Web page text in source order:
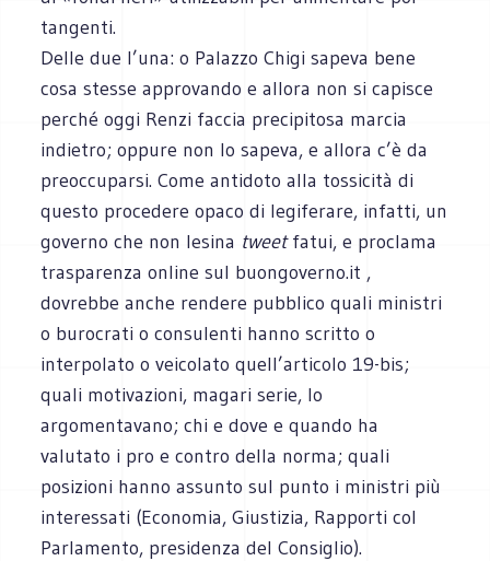
tangenti.
Delle due l’una: o Palazzo Chigi sapeva bene
cosa stesse approvando e allora non si capisce
perché oggi Renzi faccia precipitosa marcia
indietro; oppure non lo sapeva, e allora c’è da
preoccuparsi. Come antidoto alla tossicità di
questo procedere opaco di legiferare, infatti, un
governo che non lesina tweetfatui, e proclama
trasparenza online sul buongoverno.it ,
dovrebbe anche rendere pubblico quali ministri
o burocrati o consulenti hanno scritto o
interpolato o veicolato quell’articolo 19-bis;
quali motivazioni, magari serie, lo
argomentavano; chi e dove e quando ha
valutato i pro e contro della norma; quali
posizioni hanno assunto sul punto i ministri più
interessati (Economia, Giustizia, Rapporti col
Parlamento, presidenza del Consiglio).